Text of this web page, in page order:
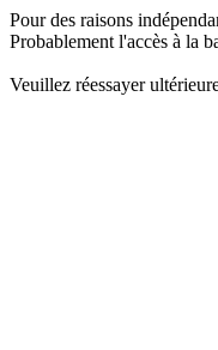
Pour des raisons
Probablement l'accès à la
Veuillez réessayer